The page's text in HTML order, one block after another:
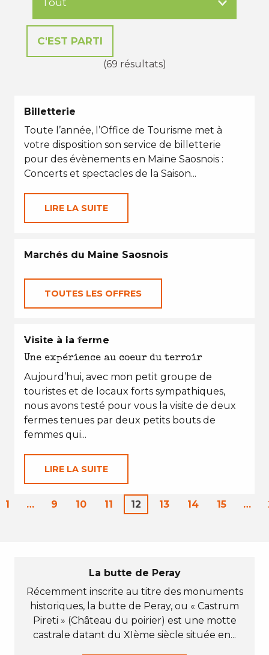
(69 résultats)
Billetterie
Toute l’année, l’Office de Tourisme met à
votre disposition son service de billetterie
pour des évènements en Maine Saosnois :
Concerts et spectacles de la Saison...
LIRE LA SUITE
Marchés du Maine Saosnois
TOUTES LES OFFRES
EN TOUTES SAISONS
Visite à la ferme
Une expérience au coeur du terroir
Aujourd’hui, avec mon petit groupe de
touristes et de locaux forts sympathiques,
nous avons testé pour vous la visite de deux
fermes tenues par deux petits bouts de
femmes qui...
LIRE LA SUITE
1 … 9 10 11 12 13 14 15 …
La butte de Peray
Récemment inscrite au titre des monuments
historiques, la butte de Peray, ou « Castrum
Pireti » (Château du poirier) est une motte
castrale datant du XIème siècle située en...